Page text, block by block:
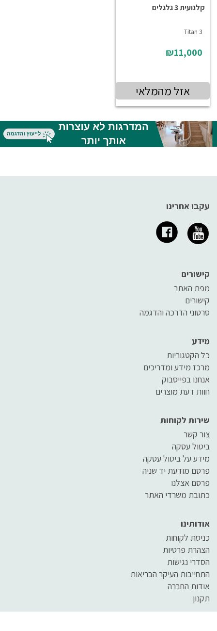
קלנועית 3 גלגלים
Titan 3
₪11,000
אזל מהמלאי
עקבו אחרינו
קישורים
מפת האתר
קישורים
סרטוני הדרכה והדגמה
מידע
כל הקטגוריות
מרכז מידע ומדריכים
אנחנו בפייסבוק
חוות דעת מוצרים
שירות לקוחות
צור קשר
ביטול עסקה
מידע על ביטול עסקה
פרסם מודעת יד שניה
פרסם אצלנו
כתובת משרדי האתר
אודותינו
כניסת לקוחות
הצהרת פרטיות
הסדרי נגישות
התחייבות העיקר הבריאות
אודות החברה
תקנון